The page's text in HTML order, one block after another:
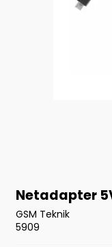
Netadapter
GSM Teknik
5909